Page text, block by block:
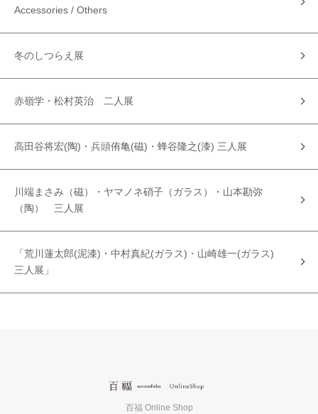
Accessories / Others
冬のしつらえ展
赤嶺学・松村英治 二人展
高田谷将宏(陶)・兵頭侑亀(磁)・蜂谷隆之(漆) 三人展
川端まさみ（磁）・ヤマノネ硝子（ガラス）・山本勘弥
（陶） 三人展
「荒川蓮太郎(泥漆)・中村真紀(ガラス)・山崎雄一(ガラス)
三人展」
百福 Online Shop